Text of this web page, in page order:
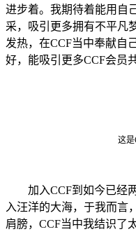
进步着。我期待着能用自
采，吸引更多拥有不平凡
发热，在CCF当中奉献自
好，能吸引更多CCF会员
这是
加入CCF到如今已经
入汪洋的大海，于我而言，
肩膀， CCF当中我结识了